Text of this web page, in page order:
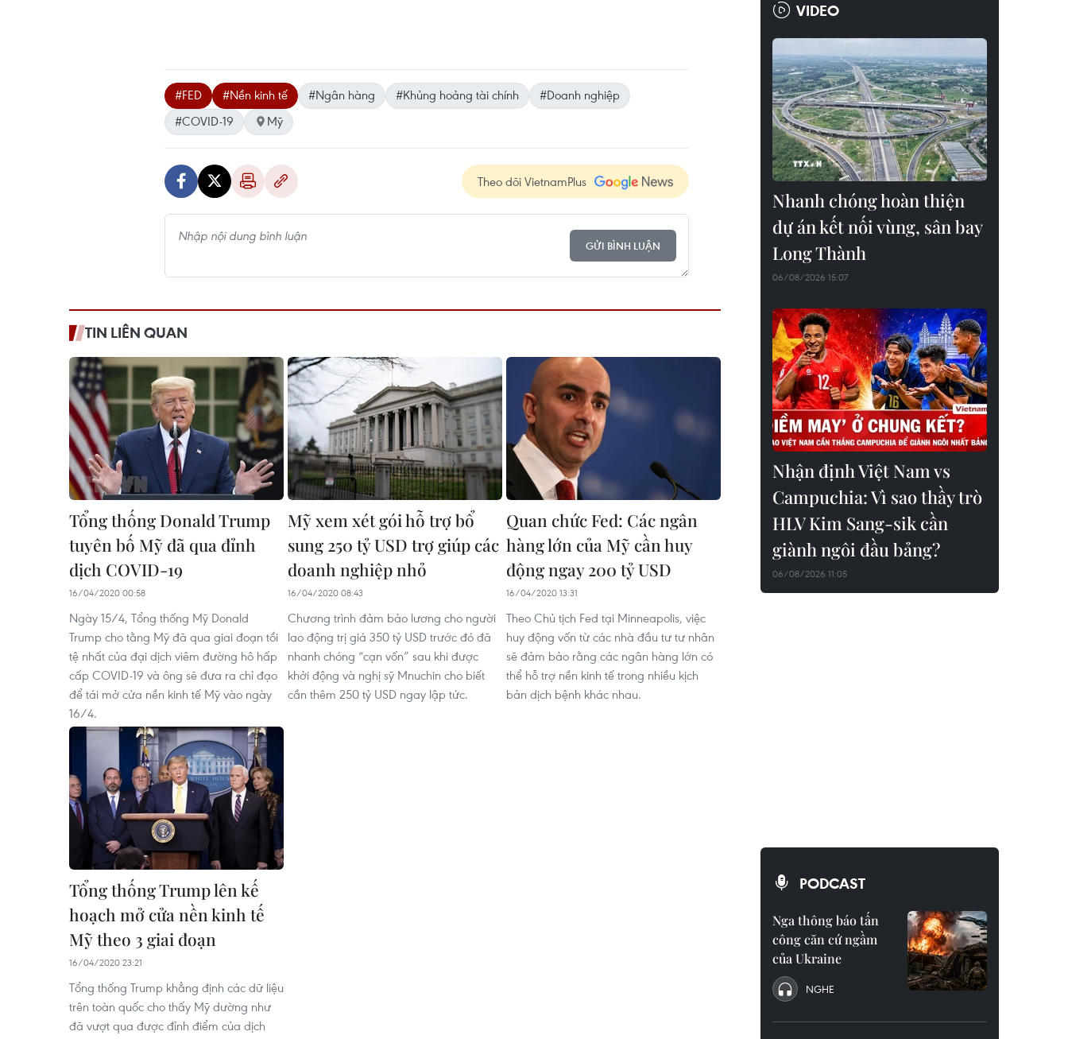
#FED #Nền kinh tế #Ngân hàng #Khủng hoảng tài chính
#Doanh nghiệp
#COVID-19
Mỹ
Theo dõi VietnamPlus
GỬI BÌNH LUẬN
TIN LIÊN QUAN
Tổng thống Donald Trump
tuyên bố Mỹ đã qua đỉnh
dịch COVID-19
16/04/2020 00:58
Ngày 15/4, Tổng thống Mỹ Donald
Trump cho tằng Mỹ đã qua giai đoạn tồi
tệ nhất của đại dịch viêm đường hô hấp
cấp COVID-19 và ông sẽ đưa ra chỉ đạo
để tái mở cửa nền kinh tế Mỹ vào ngày
16/4.
Mỹ xem xét gói hỗ trợ bổ
sung 250 tỷ USD trợ giúp các
doanh nghiệp nhỏ
16/04/2020 08:43
Chương trình đảm bảo lương cho người
lao động trị giá 350 tỷ USD trước đó đã
nhanh chóng “cạn vốn” sau khi được
khởi động và nghị sỹ Mnuchin cho biết
cần thêm 250 tỷ USD ngay lập tức.
Quan chức Fed: Các ngân
hàng lớn của Mỹ cần huy
động ngay 200 tỷ USD
16/04/2020 13:31
Theo Chủ tịch Fed tại Minneapolis, việc
huy động vốn từ các nhà đầu tư tư nhân
sẽ đảm bảo rằng các ngân hàng lớn có
thể hỗ trợ nền kinh tế trong nhiều kịch
bản dịch bệnh khác nhau.
Tổng thống Trump lên kế
hoạch mở cửa nền kinh tế
Mỹ theo 3 giai đoạn
16/04/2020 23:21
Tổng thống Trump khẳng định các dữ liệu
trên toàn quốc cho thấy Mỹ dường như
đã vượt qua được đỉnh điểm của dịch
VIDEO
Nhanh chóng hoàn thiện
dự án kết nối vùng, sân bay
Long Thành
06/08/2026 15:07
Nhận định Việt Nam vs
Campuchia: Vì sao thầy trò
HLV Kim Sang-sik cần
giành ngôi đầu bảng?
06/08/2026 11:05
PODCAST
Nga thông báo tấn
công căn cứ ngầm
của Ukraine
NGHE